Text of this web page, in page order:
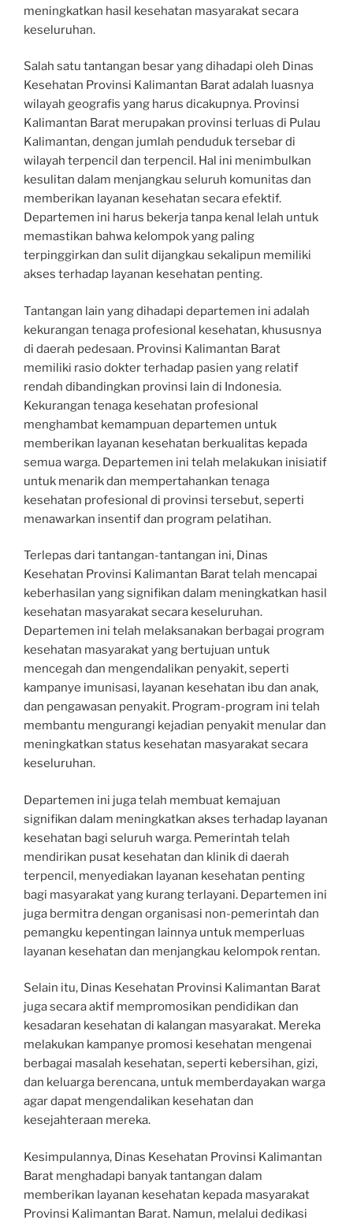
meningkatkan hasil kesehatan masyarakat secara
keseluruhan.
Salah satu tantangan besar yang dihadapi oleh Dinas
Kesehatan Provinsi Kalimantan Barat adalah luasnya
wilayah geografis yang harus dicakupnya. Provinsi
Kalimantan Barat merupakan provinsi terluas di Pulau
Kalimantan, dengan jumlah penduduk tersebar di
wilayah terpencil dan terpencil. Hal ini menimbulkan
kesulitan dalam menjangkau seluruh komunitas dan
memberikan layanan kesehatan secara efektif.
Departemen ini harus bekerja tanpa kenal lelah untuk
memastikan bahwa kelompok yang paling
terpinggirkan dan sulit dijangkau sekalipun memiliki
akses terhadap layanan kesehatan penting.
Tantangan lain yang dihadapi departemen ini adalah
kekurangan tenaga profesional kesehatan, khususnya
di daerah pedesaan. Provinsi Kalimantan Barat
memiliki rasio dokter terhadap pasien yang relatif
rendah dibandingkan provinsi lain di Indonesia.
Kekurangan tenaga kesehatan profesional
menghambat kemampuan departemen untuk
memberikan layanan kesehatan berkualitas kepada
semua warga. Departemen ini telah melakukan inisiatif
untuk menarik dan mempertahankan tenaga
kesehatan profesional di provinsi tersebut, seperti
menawarkan insentif dan program pelatihan.
Terlepas dari tantangan-tantangan ini, Dinas
Kesehatan Provinsi Kalimantan Barat telah mencapai
keberhasilan yang signifikan dalam meningkatkan hasil
kesehatan masyarakat secara keseluruhan.
Departemen ini telah melaksanakan berbagai program
kesehatan masyarakat yang bertujuan untuk
mencegah dan mengendalikan penyakit, seperti
kampanye imunisasi, layanan kesehatan ibu dan anak,
dan pengawasan penyakit. Program-program ini telah
membantu mengurangi kejadian penyakit menular dan
meningkatkan status kesehatan masyarakat secara
keseluruhan.
Departemen ini juga telah membuat kemajuan
signifikan dalam meningkatkan akses terhadap layanan
kesehatan bagi seluruh warga. Pemerintah telah
mendirikan pusat kesehatan dan klinik di daerah
terpencil, menyediakan layanan kesehatan penting
bagi masyarakat yang kurang terlayani. Departemen ini
juga bermitra dengan organisasi non-pemerintah dan
pemangku kepentingan lainnya untuk memperluas
layanan kesehatan dan menjangkau kelompok rentan.
Selain itu, Dinas Kesehatan Provinsi Kalimantan Barat
juga secara aktif mempromosikan pendidikan dan
kesadaran kesehatan di kalangan masyarakat. Mereka
melakukan kampanye promosi kesehatan mengenai
berbagai masalah kesehatan, seperti kebersihan, gizi,
dan keluarga berencana, untuk memberdayakan warga
agar dapat mengendalikan kesehatan dan
kesejahteraan mereka.
Kesimpulannya, Dinas Kesehatan Provinsi Kalimantan
Barat menghadapi banyak tantangan dalam
memberikan layanan kesehatan kepada masyarakat
Provinsi Kalimantan Barat. Namun, melalui dedikasi